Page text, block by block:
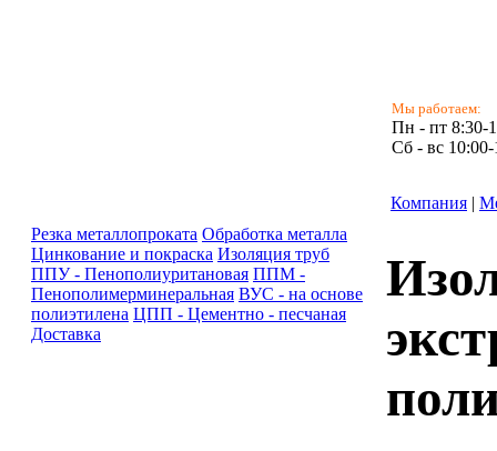
Мы работаем:
Пн - пт 8:30-
Сб - вс 10:00-
Компания |
Резка металлопроката Обработка металла
Цинкование и покраска Изоляция труб
ППУ - Пенополиуритановая ППМ -
Пенополимерминеральная ВУС - на основе
полиэтилена ЦПП - Цементно - песчаная
Доставка